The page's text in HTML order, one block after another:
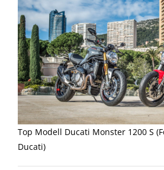
Top Modell Ducati Monster 1200 S
Ducati)